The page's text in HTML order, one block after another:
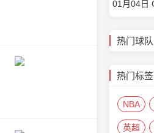
热门球队
热门标签
NBA
英超